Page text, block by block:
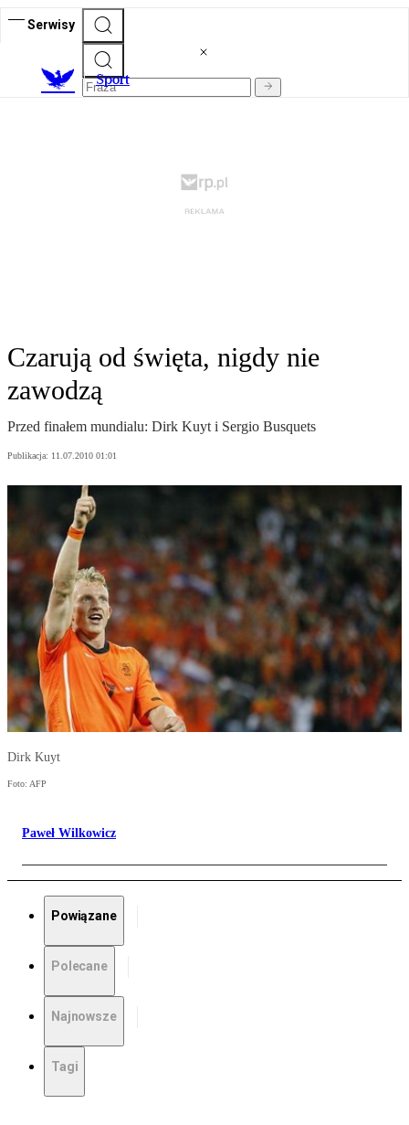
Serwisy
Sport
Czarują od święta, nigdy nie
zawodzą
Przed finałem mundialu: Dirk Kuyt i Sergio Busquets
Publikacja: 11.07.2010 01:01
Dirk Kuyt
Foto: AFP
Paweł Wilkowicz
Powiązane
Polecane
Najnowsze
Tagi